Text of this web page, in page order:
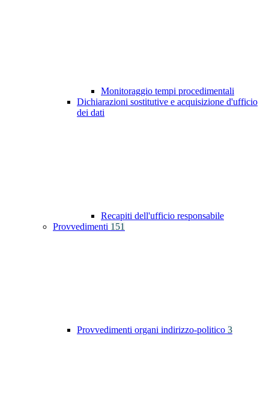
Monitoraggio tempi procedimentali
Dichiarazioni sostitutive e acquisizione d'ufficio
dei dati
Recapiti dell'ufficio responsabile
Provvedimenti 151
Provvedimenti organi indirizzo-politico 3